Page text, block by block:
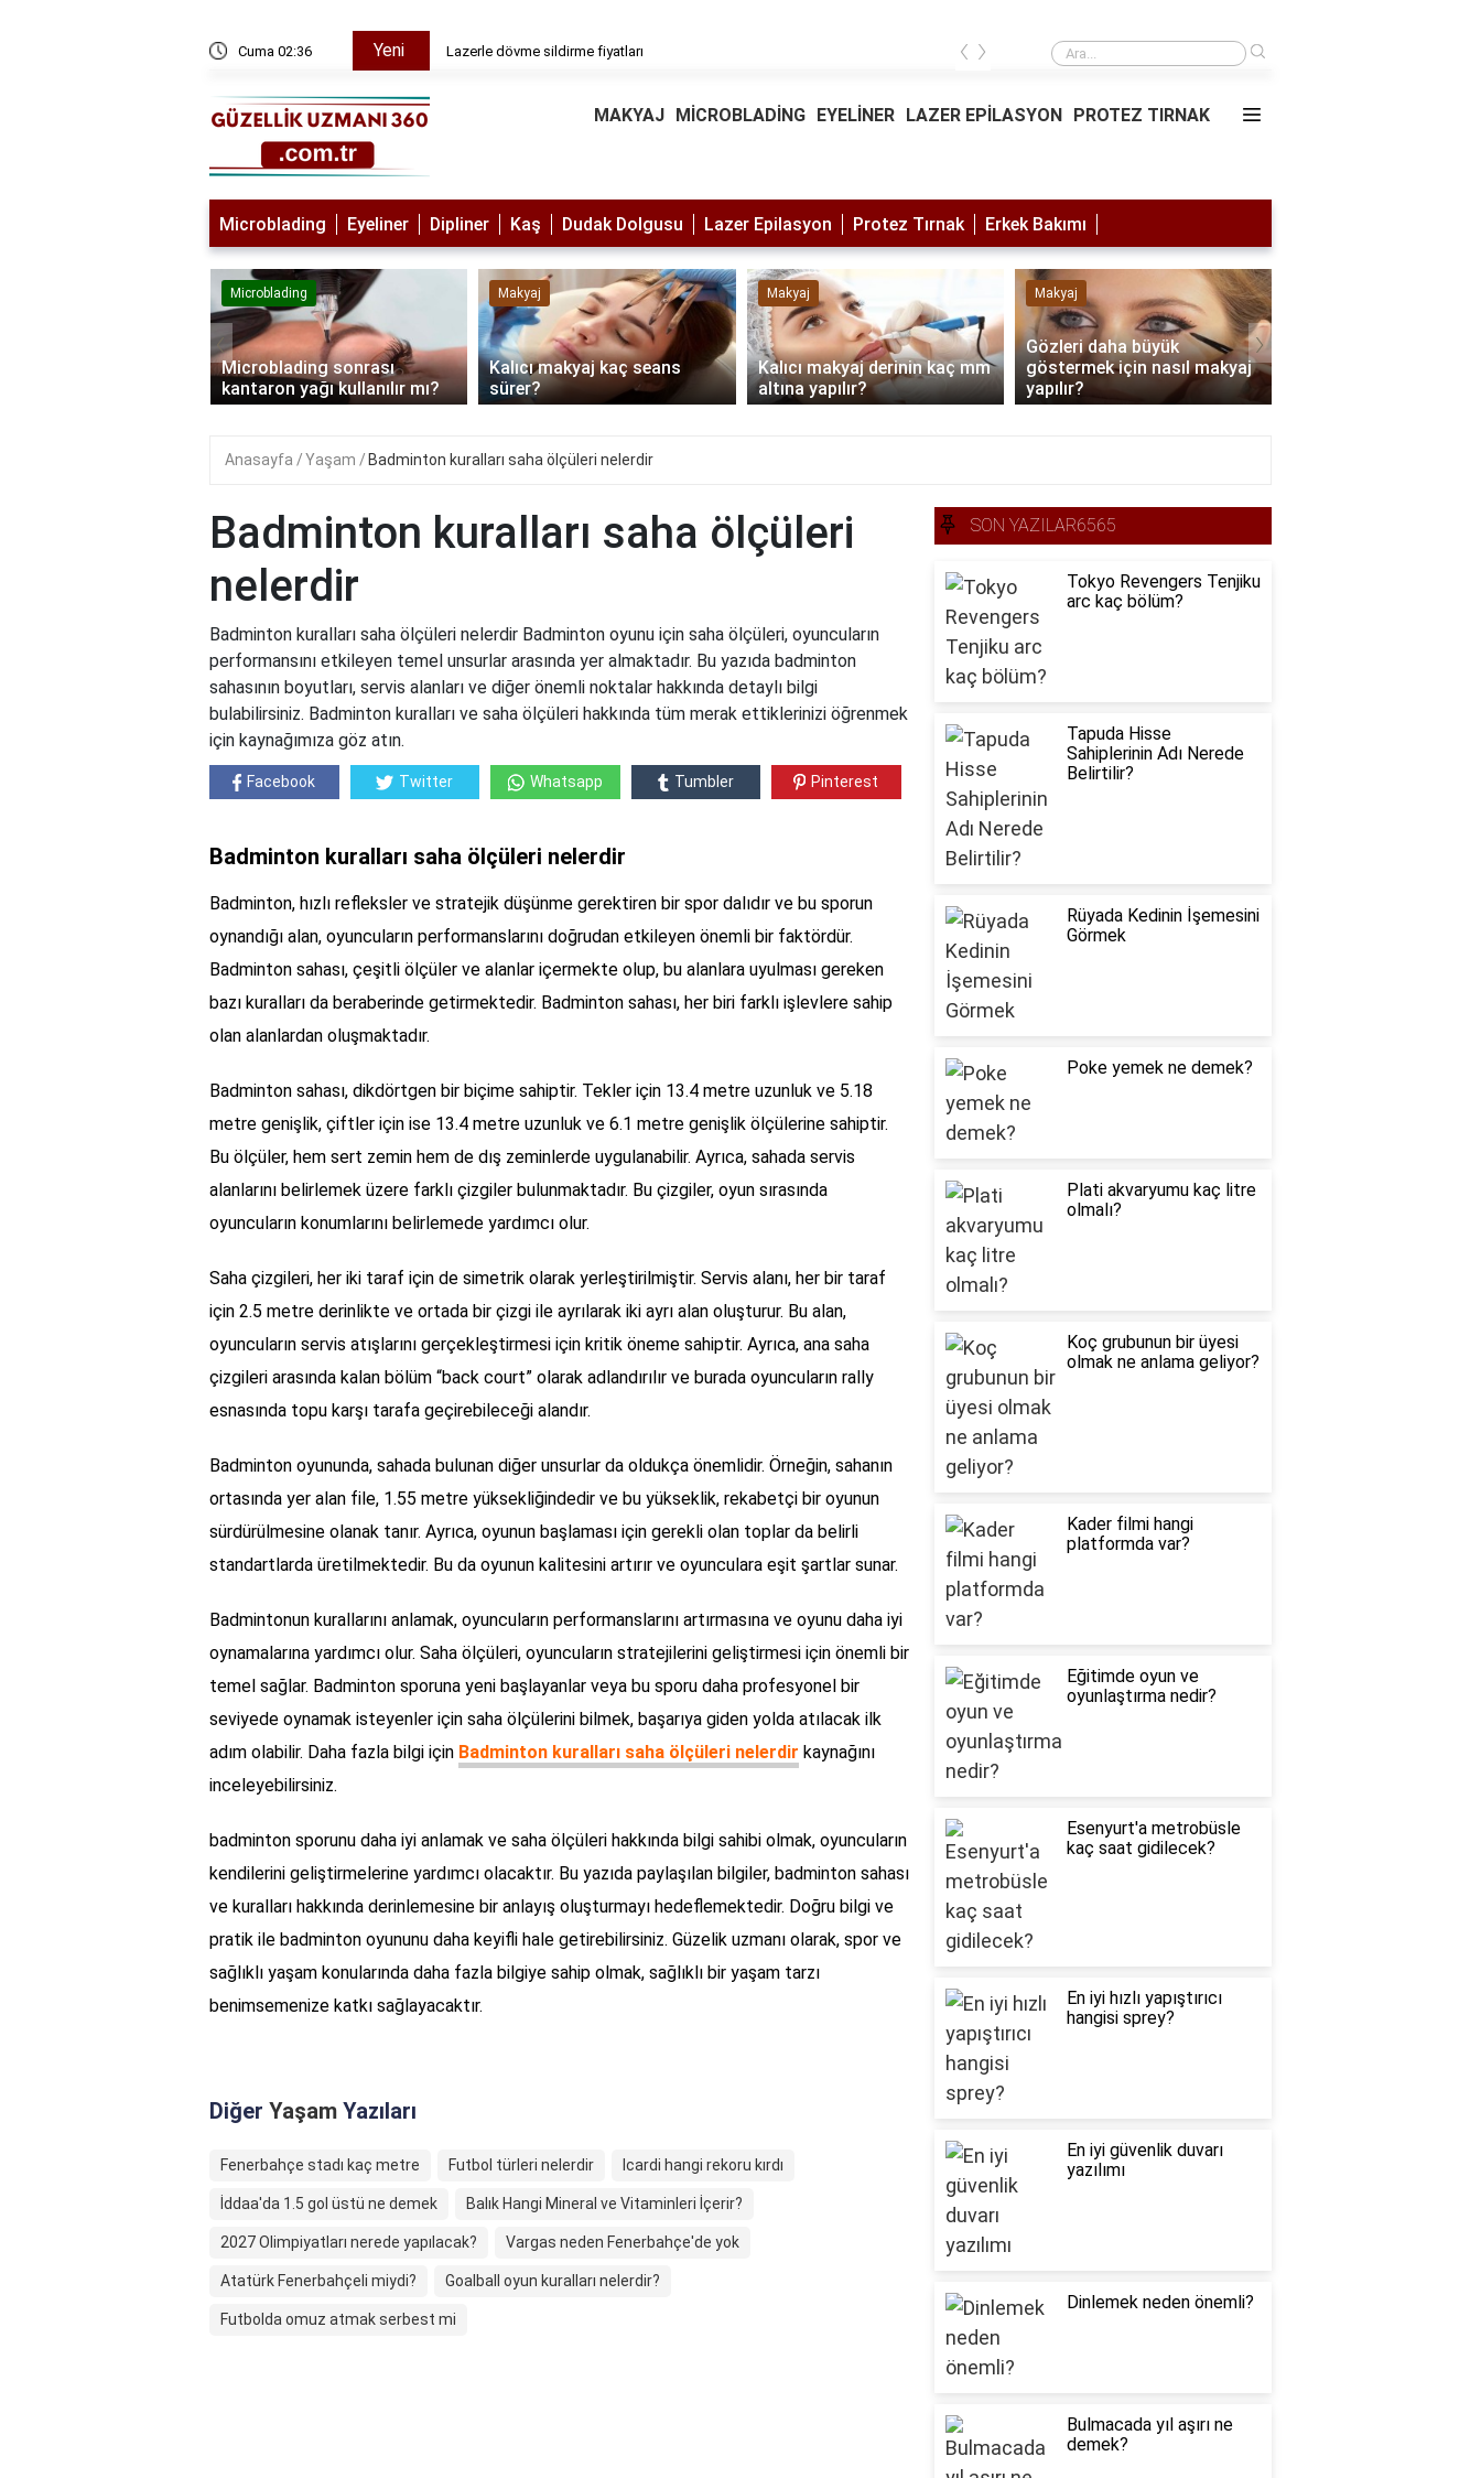
Cuma 02:36 Yeni Lazerle dövme sildirme fiyatları Saç simülasyonu
‹ ›
MAKYAJ MİCROBLADİNG EYELİNER LAZER EPİLASYON PROTEZ TIRNAK
Microblading Eyeliner Dipliner Kaş Dudak Dolgusu Lazer Epilasyon Protez Tırnak Erkek Bakımı
Microblading
Microblading sonrası
kantaron yağı kullanılır mı?
Makyaj
Kalıcı makyaj kaç seans
sürer?
Makyaj
Kalıcı makyaj derinin kaç mm
altına yapılır?
Makyaj
Gözleri daha büyük
göstermek için nasıl makyaj
yapılır?
‹ ›
Anasayfa Yaşam Badminton kuralları saha ölçüleri nelerdir
Badminton kuralları saha ölçüleri
nelerdir
Badminton kuralları saha ölçüleri nelerdir Badminton oyunu için saha ölçüleri, oyuncuların
performansını etkileyen temel unsurlar arasında yer almaktadır. Bu yazıda badminton
sahasının boyutları, servis alanları ve diğer önemli noktalar hakkında detaylı bilgi
bulabilirsiniz. Badminton kuralları ve saha ölçüleri hakkında tüm merak ettiklerinizi öğrenmek
için kaynağımıza göz atın.
Facebook Twitter Whatsapp Tumbler Pinterest
Badminton kuralları saha ölçüleri nelerdir
Badminton, hızlı refleksler ve stratejik düşünme gerektiren bir spor dalıdır ve bu sporun
oynandığı alan, oyuncuların performanslarını doğrudan etkileyen önemli bir faktördür.
Badminton sahası, çeşitli ölçüler ve alanlar içermekte olup, bu alanlara uyulması gereken
bazı kuralları da beraberinde getirmektedir. Badminton sahası, her biri farklı işlevlere sahip
olan alanlardan oluşmaktadır.
Badminton sahası, dikdörtgen bir biçime sahiptir. Tekler için 13.4 metre uzunluk ve 5.18
metre genişlik, çiftler için ise 13.4 metre uzunluk ve 6.1 metre genişlik ölçülerine sahiptir.
Bu ölçüler, hem sert zemin hem de dış zeminlerde uygulanabilir. Ayrıca, sahada servis
alanlarını belirlemek üzere farklı çizgiler bulunmaktadır. Bu çizgiler, oyun sırasında
oyuncuların konumlarını belirlemede yardımcı olur.
Saha çizgileri, her iki taraf için de simetrik olarak yerleştirilmiştir. Servis alanı, her bir taraf
için 2.5 metre derinlikte ve ortada bir çizgi ile ayrılarak iki ayrı alan oluşturur. Bu alan,
oyuncuların servis atışlarını gerçekleştirmesi için kritik öneme sahiptir. Ayrıca, ana saha
çizgileri arasında kalan bölüm “back court” olarak adlandırılır ve burada oyuncuların rally
esnasında topu karşı tarafa geçirebileceği alandır.
Badminton oyununda, sahada bulunan diğer unsurlar da oldukça önemlidir. Örneğin, sahanın
ortasında yer alan file, 1.55 metre yüksekliğindedir ve bu yükseklik, rekabetçi bir oyunun
sürdürülmesine olanak tanır. Ayrıca, oyunun başlaması için gerekli olan toplar da belirli
standartlarda üretilmektedir. Bu da oyunun kalitesini artırır ve oyunculara eşit şartlar sunar.
Badmintonun kurallarını anlamak, oyuncuların performanslarını artırmasına ve oyunu daha iyi
oynamalarına yardımcı olur. Saha ölçüleri, oyuncuların stratejilerini geliştirmesi için önemli bir
temel sağlar. Badminton sporuna yeni başlayanlar veya bu sporu daha profesyonel bir
seviyede oynamak isteyenler için saha ölçülerini bilmek, başarıya giden yolda atılacak ilk
adım olabilir. Daha fazla bilgi için Badminton kuralları saha ölçüleri nelerdir kaynağını
inceleyebilirsiniz.
badminton sporunu daha iyi anlamak ve saha ölçüleri hakkında bilgi sahibi olmak, oyuncuların
kendilerini geliştirmelerine yardımcı olacaktır. Bu yazıda paylaşılan bilgiler, badminton sahası
ve kuralları hakkında derinlemesine bir anlayış oluşturmayı hedeflemektedir. Doğru bilgi ve
pratik ile badminton oyununu daha keyifli hale getirebilirsiniz. Güzelik uzmanı olarak, spor ve
sağlıklı yaşam konularında daha fazla bilgiye sahip olmak, sağlıklı bir yaşam tarzı
benimsemenize katkı sağlayacaktır.
Diğer Yaşam Yazıları
Fenerbahçe stadı kaç metre Futbol türleri nelerdir Icardi hangi rekoru kırdı
İddaa'da 1.5 gol üstü ne demek Balık Hangi Mineral ve Vitaminleri İçerir?
2027 Olimpiyatları nerede yapılacak? Vargas neden Fenerbahçe'de yok
Atatürk Fenerbahçeli miydi? Goalball oyun kuralları nelerdir?
Futbolda omuz atmak serbest mi
SON YAZILAR6565
Tokyo Revengers Tenjiku
arc kaç bölüm?
Tapuda Hisse
Sahiplerinin Adı Nerede
Belirtilir?
Rüyada Kedinin İşemesini
Görmek
Poke yemek ne demek?
Plati akvaryumu kaç litre
olmalı?
Koç grubunun bir üyesi
olmak ne anlama geliyor?
Kader filmi hangi
platformda var?
Eğitimde oyun ve
oyunlaştırma nedir?
Esenyurt'a metrobüsle
kaç saat gidilecek?
En iyi hızlı yapıştırıcı
hangisi sprey?
En iyi güvenlik duvarı
yazılımı
Dinlemek neden önemli?
Bulmacada yıl aşırı ne
demek?